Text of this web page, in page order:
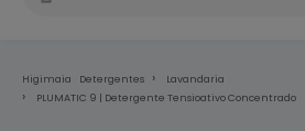
Higimaia Detergentes
Lavandaria
PLUMATIC 9 | Detergente Tensioativo Concentrado